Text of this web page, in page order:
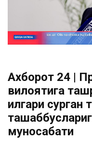
Ахборот 24 |
вилоятига
илгари сурган
муносабати